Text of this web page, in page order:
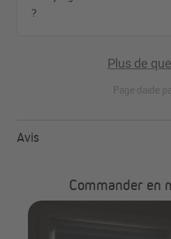
?
Plus de
Page daide
Avis
Commander en